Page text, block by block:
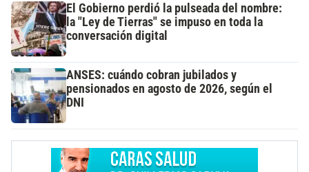
El Gobierno perdió la pulseada del nombre:
la "Ley de Tierras" se impuso en toda la
conversación digital
ANSES: cuándo cobran jubilados y
pensionados en agosto de 2026, según el
DNI